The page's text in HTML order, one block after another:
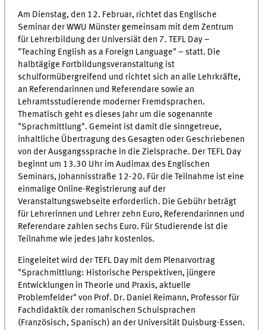
Am Dienstag, den 12. Februar, richtet das Englische
Seminar der WWU Münster gemeinsam mit dem Zentrum
für Lehrerbildung der Universiät den 7. TEFL Day –
"Teaching English as a Foreign Language" – statt. Die
halbtägige Fortbildungsveranstaltung ist
schulformübergreifend und richtet sich an alle Lehrkräfte,
an Referendarinnen und Referendare sowie an
Lehramtsstudierende moderner Fremdsprachen.
Thematisch geht es dieses Jahr um die sogenannte
"Sprachmittlung". Gemeint ist damit die sinngetreue,
inhaltliche Übertragung des Gesagten oder Geschriebenen
von der Ausgangssprache in die Zielsprache. Der TEFL Day
beginnt um 13.30 Uhr im Audimax des Englischen
Seminars, Johannisstraße 12-20. Für die Teilnahme ist eine
einmalige Online-Registrierung auf der
Veranstaltungswebseite erforderlich. Die Gebühr beträgt
für Lehrerinnen und Lehrer zehn Euro, Referendarinnen und
Referendare zahlen sechs Euro. Für Studierende ist die
Teilnahme wie jedes Jahr kostenlos.
Eingeleitet wird der TEFL Day mit dem Plenarvortrag
"Sprachmittlung: Historische Perspektiven, jüngere
Entwicklungen in Theorie und Praxis, aktuelle
Problemfelder" von Prof. Dr. Daniel Reimann, Professor für
Fachdidaktik der romanischen Schulsprachen
(Französisch, Spanisch) an der Universität Duisburg-Essen.